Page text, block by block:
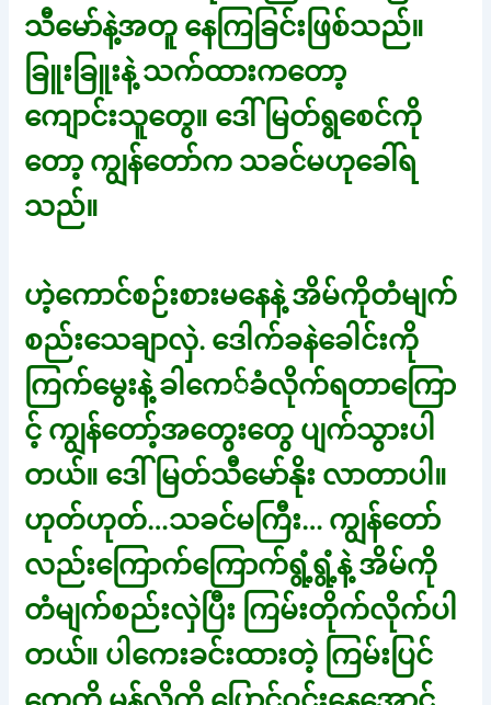
သီမော်နဲ့အတူ နေကြခြင်းဖြစ်သည်။
ခြူးခြူးနဲ့ သက်ထားကတော့
ကျောင်းသူတွေ။ ဒေါ်မြတ်ရွစေင်ကို
တော့ ကျွန်တော်က သခင်မဟုခေါ်ရ
သည်။
ဟဲ့ကောင်စဉ်းစားမနေနဲ့ အိမ်ကိုတံမျက်
စည်းသေချာလှဲ. ဒေါက်ခနဲခေါင်းကို
ကြက်မွေးနဲ့ ခါကေ်ခံလိုက်ရတာကြော
င့် ကျွန်တော့်အတွေးတွေ ပျက်သွားပါ
တယ်။ ဒေါ်မြတ်သီမော်နိုး လာတာပါ။
ဟုတ်ဟုတ်…သခင်မကြီး… ကျွန်တော်
လည်းကြောက်ကြောက်ရွံ့ရွံ့နဲ့ အိမ်ကို
တံမျက်စည်းလှဲပြီး ကြမ်းတိုက်လိုက်ပါ
တယ်။ ပါကေးခင်းထားတဲ့ ကြမ်းပြင်